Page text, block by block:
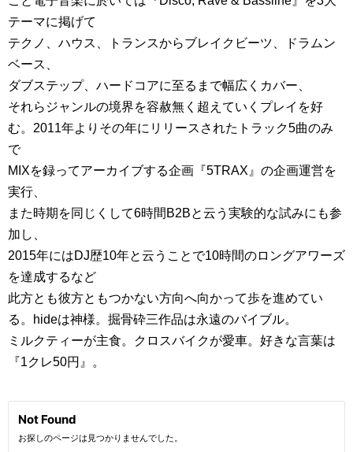
テーマに掲げて
テクノ、ハウス、トランスからブレイクビーツ、ドラムン
ベース、
ダブステップ、ハードコアに至るまで幅広くカバー、
それらジャンルの境界を容赦無く超えていくプレイを好
む。2011年よりその年にリリースされたトラック5曲のみ
で
MIXを録ってアーカイブする企画『5TRAX』の企画運営を
実行、
また時期を同じくして6時間B2Bと云う実験的な試みにも参
加し、
2015年にはDJ歴10年と云うことで10時間のロングアワーズ
を達成するなど
此方とも彼方ともつかない方向へ向かって歩を進めてい
る。hideは神様。掘骨砕三作品は永遠のバイブル。
ミルクティーが主食。クロスバイクが愛車。好きな言葉は
『1クレ50円』。